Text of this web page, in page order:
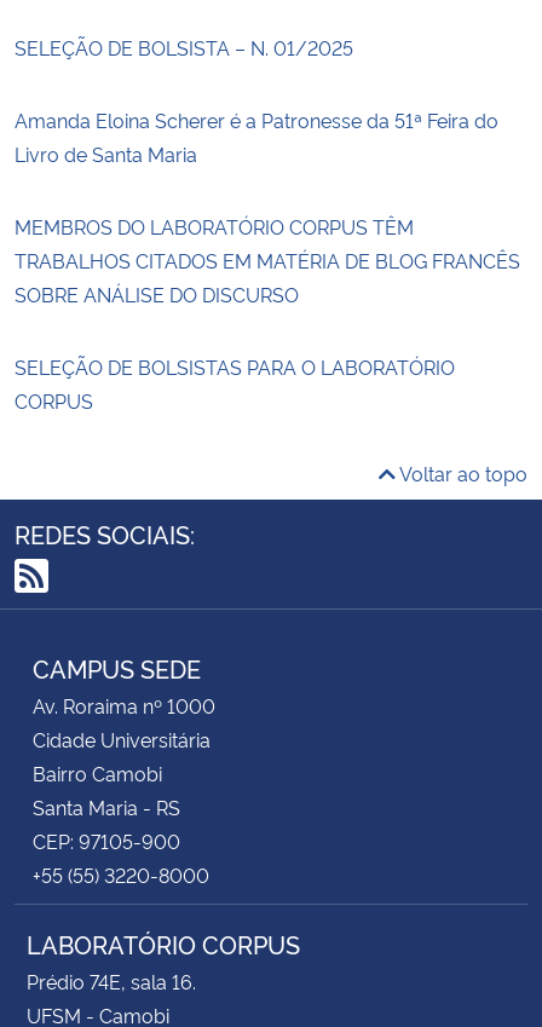
SELEÇÃO DE BOLSISTA – N. 01/2025
Amanda Eloina Scherer é a Patronesse da 51ª Feira do
Livro de Santa Maria
MEMBROS DO LABORATÓRIO CORPUS TÊM
TRABALHOS CITADOS EM MATÉRIA DE BLOG FRANCÊS
SOBRE ANÁLISE DO DISCURSO
SELEÇÃO DE BOLSISTAS PARA O LABORATÓRIO
CORPUS
Voltar ao topo
REDES SOCIAIS:
RSS
CAMPUS SEDE
Av. Roraima nº 1000
Cidade Universitária
Bairro Camobi
Santa Maria - RS
CEP: 97105-900
+55 (55) 3220-8000
LABORATÓRIO CORPUS
Prédio 74E, sala 16.
UFSM - Camobi